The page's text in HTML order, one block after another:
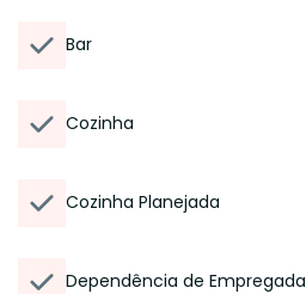
Bar
Cozinha
Cozinha Planejada
Dependência de Empregada